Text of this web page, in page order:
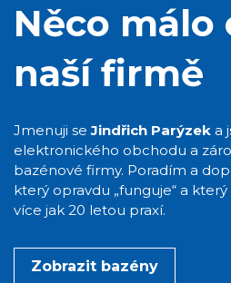
Něco málo
naší firmě
Jmenuji seJindřich Parýzek a
elektronického obchodu a
bazénové firmy. Poradím a
který opravdu „funguje“ a
více jak 20 letou praxí.
Zobrazit bazény